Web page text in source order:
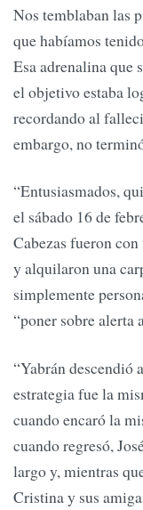
Nos temblaban las
que habíamos
Esa adrenalina que
el objetivo estaba
recordando al
embargo, no
“Entusiasmados,
el sábado 16 de
Cabezas fueron
y alquilaron una
simplemente
“poner sobre alerta
“Yabrán descendió
estrategia fue la
cuando encaró la
cuando regresó,
largo y, mientras
Cristina y sus